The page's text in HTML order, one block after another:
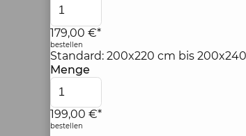
179,00 €*
bestellen
Standard: 200x220 cm bis
Menge
199,00 €*
bestellen